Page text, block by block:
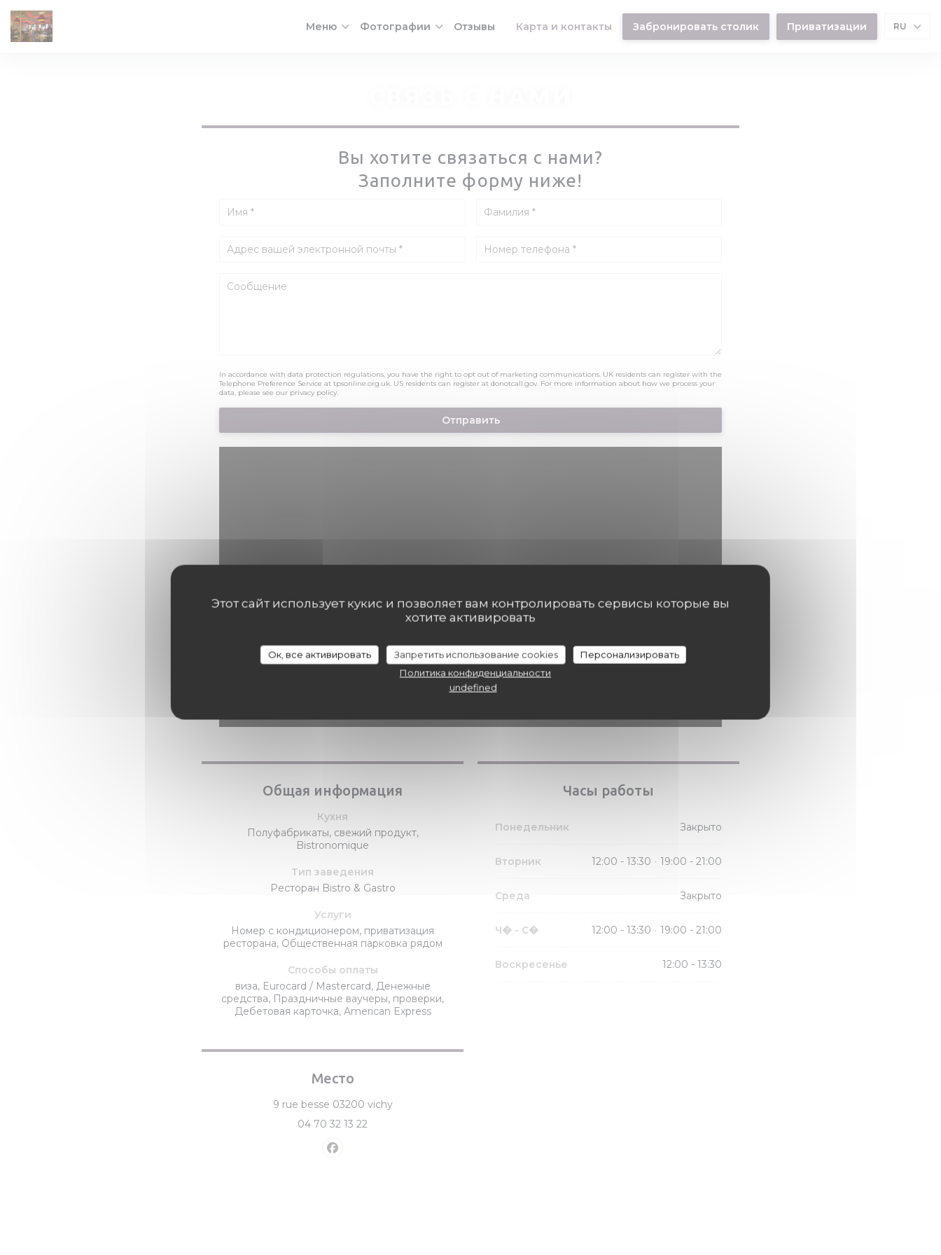
Этот сайт использует кукис и позволяет вам контролировать сервисы которые вы
хотите активировать
Ок, все активировать Запретить использование cookies
Персонализировать
Политика конфиденциальности
undefined
Меню Фотографии Отзывы ((открывается в новом окне))
Карта и контакты Забронировать столик Приватизации RU
Вы хотите связаться с нами?
Заполните форму ниже!
In accordance with data protection regulations, you have the right to opt out of marketing communications. UK residents can register with the
Telephone Preference Service at tpsonline.org.uk. US residents can register at donotcall.gov. For more information about how we process your
data, please see our privacy policy.
Общая информация
Кухня
Полуфабрикаты, свежий продукт,
Bistronomique
Тип заведения
Ресторан Bistro & Gastro
Услуги
Номер с кондиционером, приватизация
ресторана, Общественная парковка рядом
Способы оплаты
виза, Eurocard / Mastercard, Денежные
средства, Праздничные ваучеры, проверки,
Дебетовая карточка, American Express
Часы работы
Понедельник Закрыто
Вторник 12:00 - 13:30 • 19:00 - 21:00
Среда Закрыто
Ч� - С� 12:00 - 13:30 • 19:00 - 21:00
Воскресенье 12:00 - 13:30
Место
9 rue besse 03200 vichy((открывается в новом окне))
04 70 32 13 22
Facebook ((открывается в новом окне))